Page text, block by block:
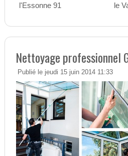
l'Essonne 91
le
Nettoyage professionnel
Publié le jeudi 15 juin 2014 11:33